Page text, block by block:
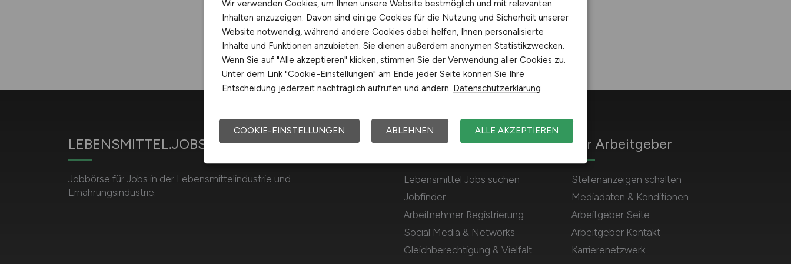
LEBENSMITTEL.JOBS
Jobbörse für Jobs in der Lebensmittelindustrie und
Ernährungsindustrie.
Für Arbeitnehmer
Lebensmittel Jobs suchen
Jobfinder
Arbeitnehmer Registrierung
Social Media & Networks
Gleichberechtigung & Vielfalt
Für Arbeitgeber
Stellenanzeigen schalten
Mediadaten & Konditionen
Arbeitgeber Seite
Arbeitgeber Kontakt
Karrierenetzwerk
Wir verwenden Cookies, um Ihnen unsere Website bestmöglich und mit relevanten
Inhalten anzuzeigen. Davon sind einige Cookies für die Nutzung und Sicherheit unserer
Website notwendig, während andere Cookies dabei helfen, Ihnen personalisierte
Inhalte und Funktionen anzubieten. Sie dienen außerdem anonymen Statistikzwecken.
Wenn Sie auf "Alle akzeptieren" klicken, stimmen Sie der Verwendung aller Cookies zu.
Unter dem Link "Cookie-Einstellungen" am Ende jeder Seite können Sie Ihre
Entscheidung jederzeit nachträglich aufrufen und ändern. Datenschutzerklärung
COOKIE-EINSTELLUNGEN ABLEHNEN ALLE AKZEPTIEREN